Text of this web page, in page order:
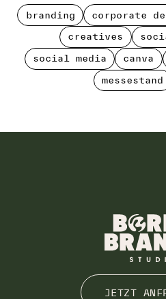
branding
branding
corporate
corporate
creatives
creatives
social media
social media
canva
canva
messestand
messestand
JETZT